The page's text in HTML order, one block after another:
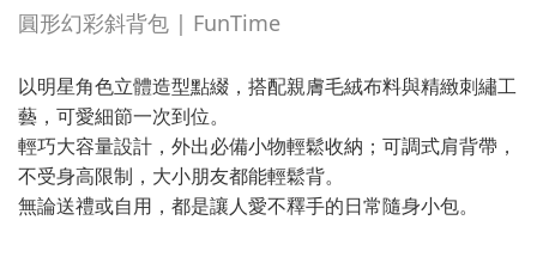
圓形幻彩斜背包 | FunTime
以明星角色立體造型點綴，搭配親膚毛絨布料與精緻刺繡工
藝，可愛細節一次到位。
輕巧大容量設計，外出必備小物輕鬆收納；可調式肩背帶，
不受身高限制，大小朋友都能輕鬆背。
無論送禮或自用，都是讓人愛不釋手的日常隨身小包。